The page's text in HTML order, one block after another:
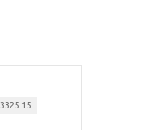
3325.15